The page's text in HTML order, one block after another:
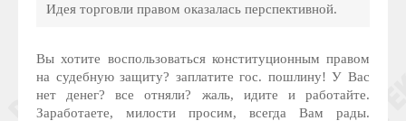
Идея торговли правом оказалась перспективной.
Вы хотите воспользоваться конституционным правом
на судебную защиту? заплатите гос. пошлину! У Вас
нет денег? все отняли? жаль, идите и работайте.
Заработаете, милости просим, всегда Вам рады.